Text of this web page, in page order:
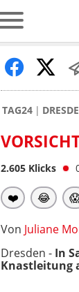
TAG24
2.605 Klicks
❤️ 😂
Von Juliane
Dresden - In
Knastleitung